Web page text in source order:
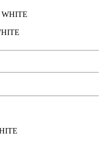
WHITE